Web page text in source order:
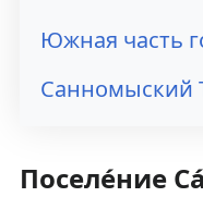
Южная часть
Санномыский
Поселе́ние